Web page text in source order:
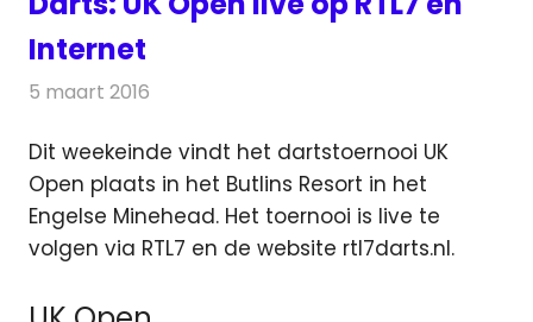
Internet
5 maart 2016
Dit weekeinde vindt het dartstoernooi UK
Open plaats in het Butlins Resort in het
Engelse Minehead. Het toernooi is live te
volgen via RTL7 en de website rtl7darts.nl.